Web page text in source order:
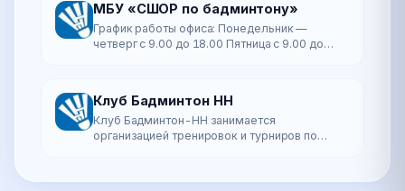
МБУ «СШОР по бадминтону»
График работы офиса: Понедельник —
четверг с 9.00 до 18.00 Пятница с 9.00 до
Клуб Бадминтон НН
Клуб Бадминтон-НН занимается
организацией тренировок и турниров по
Киселев Андрей Занятия Тренир…